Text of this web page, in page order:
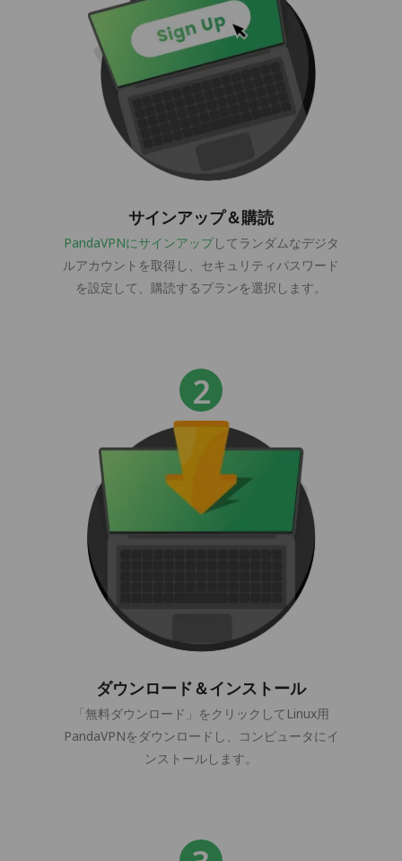
サインアップ＆購読
PandaVPNにサインアップしてランダムなデジタ
ルアカウントを取得し、セキュリティパスワード
を設定して、購読するプランを選択します。
ダウンロード＆インストール
「無料ダウンロード」をクリックしてLinux用
PandaVPNをダウンロードし、コンピュータにイ
ンストールします。